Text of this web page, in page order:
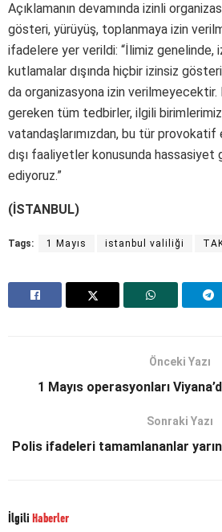
Açıklamanın devamında izinli
gösteri, yürüyüş, toplanmaya izin
ifadelere yer verildi: “İlimiz genelinde,
kutlamalar dışında hiçbir izinsiz
da organizasyona izin verilmeyecektir.
gereken tüm tedbirler, ilgili
vatandaşlarımızdan, bu tür
dışı faaliyetler konusunda
ediyoruz.”
(İSTANBUL)
Tags: 1 Mayıs istanbul valiliği
Önceki Yazı
1 Mayıs operasyonları
Sonraki Yazı
Polis ifadeleri tamamlananlar yarın
İlgili Haberler